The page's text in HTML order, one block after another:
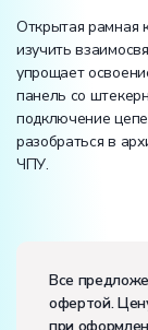
Открытая рамная
изучить
упрощает
панель со
подключение
разобраться в
ЧПУ.
Все
офертой.
при